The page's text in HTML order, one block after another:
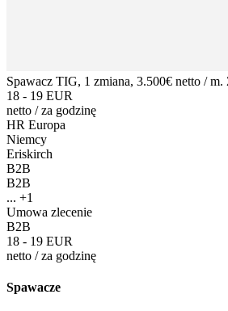
Spawacz TIG, 1 zmiana, 3.500€ netto / m.
18 - 19 EUR
netto /za godzinę
HR Europa
Niemcy
Eriskirch
B2B
B2B
... +1
Umowa zlecenie
B2B
18 - 19 EUR
netto /za godzinę
Spawacze